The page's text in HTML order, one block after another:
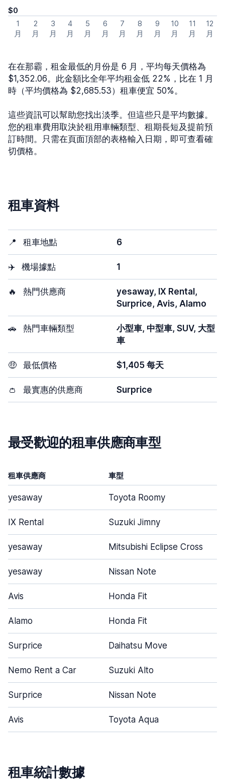
$0
1
月
2
月
3
月
4
月
5
月
6
月
7
月
8
月
9
月
10
月
11
月
12
月
在在那霸，租金最低的月份是 6 月，平均每天價格為
$1,352.06。此金額比全年平均租金低 22%，比在 1 月
時（平均價格為 $2,685.53）租車便宜 50%。
這些資訊可以幫助您找出淡季。但這些只是平均數據。
您的租車費用取決於租用車輛類型、租期長短及提前預
訂時間。只需在頁面頂部的表格輸入日期，即可查看確
切價格。
租車資料
📍 租車地點 6
✈️ 機場據點 1
🔥 熱門供應商
yesaway, IX Rental,
Surprice, Avis, Alamo
🚗 熱門車輛類型
小型車, 中型車, SUV, 大型
車
🤑 最低價格 $1,405 每天
👛 最實惠的供應商 Surprice
最受歡迎的租車供應商車型
租車供應商 車型
yesaway Toyota Roomy
IX Rental Suzuki Jimny
yesaway Mitsubishi Eclipse Cross
yesaway Nissan Note
Avis Honda Fit
Alamo Honda Fit
Surprice Daihatsu Move
Nemo Rent a Car Suzuki Alto
Surprice Nissan Note
Avis Toyota Aqua
租車統計數據